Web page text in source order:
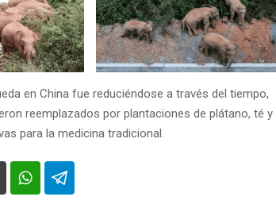
en China fue reduciéndose a través del tiempo,
reemplazados por plantaciones de plátano, té y
para la medicina tradicional.